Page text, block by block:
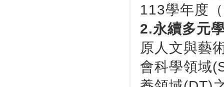
113學年度
2.永續多元
原人文與藝
會科學領域